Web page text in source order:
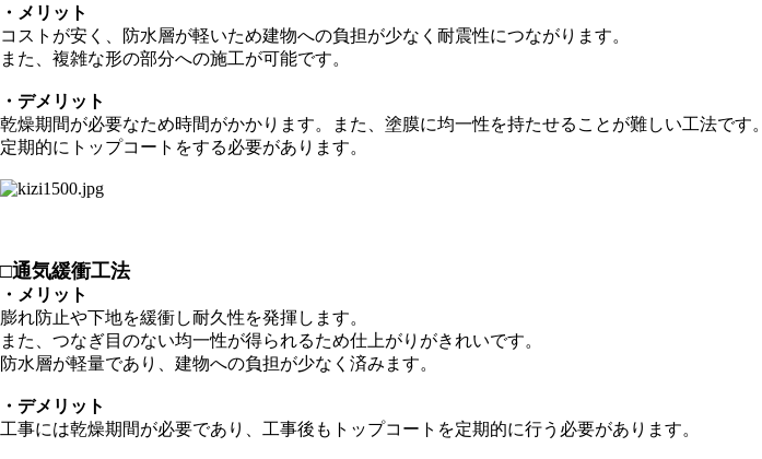
・メリット
コストが安く、防水層が軽いため建物への負担が少なく耐震性につながります。
また、複雑な形の部分への施工が可能です。
・デメリット
乾燥期間が必要なため時間がかかります。また、塗膜に均一性を持たせることが難しい工法です。
定期的にトップコートをする必要があります。
□通気緩衝工法
・メリット
膨れ防止や下地を緩衝し耐久性を発揮します。
また、つなぎ目のない均一性が得られるため仕上がりがきれいです。
防水層が軽量であり、建物への負担が少なく済みます。
・デメリット
工事には乾燥期間が必要であり、工事後もトップコートを定期的に行う必要があります。